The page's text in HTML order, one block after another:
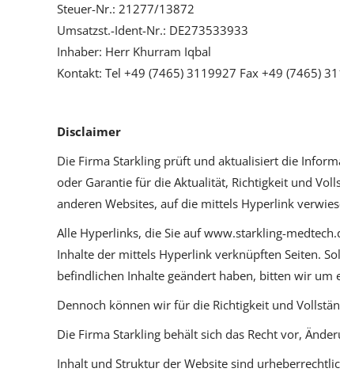
Steuer-Nr.: 21277/13872
Umsatzst.-Ident-Nr.: DE273533933
Inhaber: Herr Khurram Iqbal
Kontakt: Tel +49 (7465) 3119927 Fax +49 (7465)
Disclaimer
Die Firma Starkling prüft und aktualisiert die
oder Garantie für die Aktualität, Richtigkeit und
anderen Websites, auf die mittels Hyperlink
Alle Hyperlinks, die Sie auf www.starkling-
Inhalte der mittels Hyperlink verknüpften Seiten.
befindlichen Inhalte geändert haben, bitten wir um
Dennoch können wir für die Richtigkeit und
Die Firma Starkling behält sich das Recht vor,
Inhalt und Struktur der Website sind